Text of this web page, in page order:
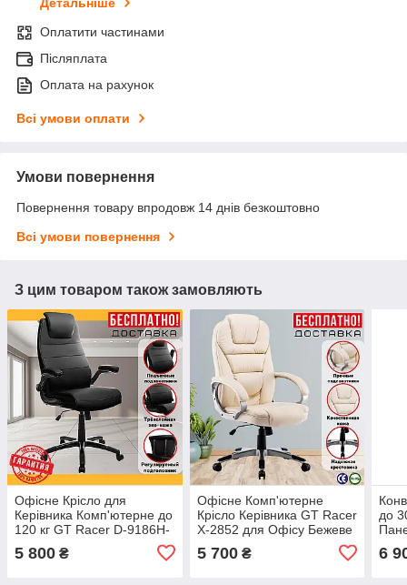
Оплатити частинами
Післяплата
Оплата на рахунок
Всі умови оплати
Умови повернення
Повернення товару впродовж 14 днів безкоштовно
Всі умови повернення
З цим товаром також замовляють
Офісне Крісло для
Керівника Комп'ютерне до
120 кг GT Racer D-9186H-
5 800 ₴
Офісне Комп'ютерне
Крісло Керівника GT Racer
X-2852 для Офісу Бежеве
5 700₴
до
6